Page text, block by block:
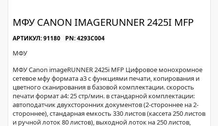
МФУ CANON IMAGERUNNER 2425I MFP
АРТИКУЛ: 91180 PN: 4293C004
МФУ
МФУ Canon imageRUNNER 2425i MFP Цифровое монохромное
сетевое мфу формата а3 с функциями печати, копирования и
цветного сканирования в базовой комплектации. скорость
печати формат а4: 25 стр/мин. в стандарной комплектации:
автоподатчик двухсторонних документов (2-стороннее на 2-
стороннее), стандарная емкость 330 листов (кассета 250 листов
и ручной лоток 80 листов), выходной лоток на 250 листов,